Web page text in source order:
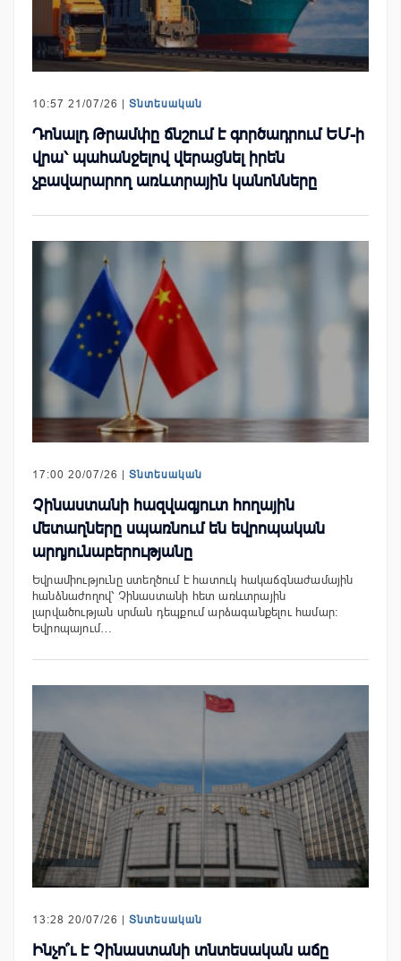
10:57 21/07/26 | Տնտեսական
Դոնալդ Թրամփը ճնշում է գործադրում ԵՄ-ի
վրա՝ պահանջելով վերացնել իրեն
չբավարարող առևտրային կանոնները
17:00 20/07/26 | Տնտեսական
Չինաստանի հազվագյուտ հողային
մետաղները սպառնում են եվրոպական
արդյունաբերությանը
Եվրամիությունը ստեղծում է հատուկ հակաճգնաժամային
հանձնաժողով՝ Չինաստանի հետ առևտրային
լարվածության սրման դեպքում արձագանքելու համար։
Եվրոպայում…
13:28 20/07/26 | Տնտեսական
Ինչո՞ւ է Չինաստանի տնտեսական աճը